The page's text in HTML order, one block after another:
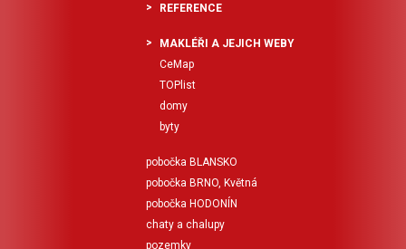
REFERENCE
MAKLÉŘI A JEJICH WEBY
CeMap
TOPlist
domy
byty
pobočka BLANSKO
pobočka BRNO, Květná
pobočka HODONÍN
chaty a chalupy
pozemky